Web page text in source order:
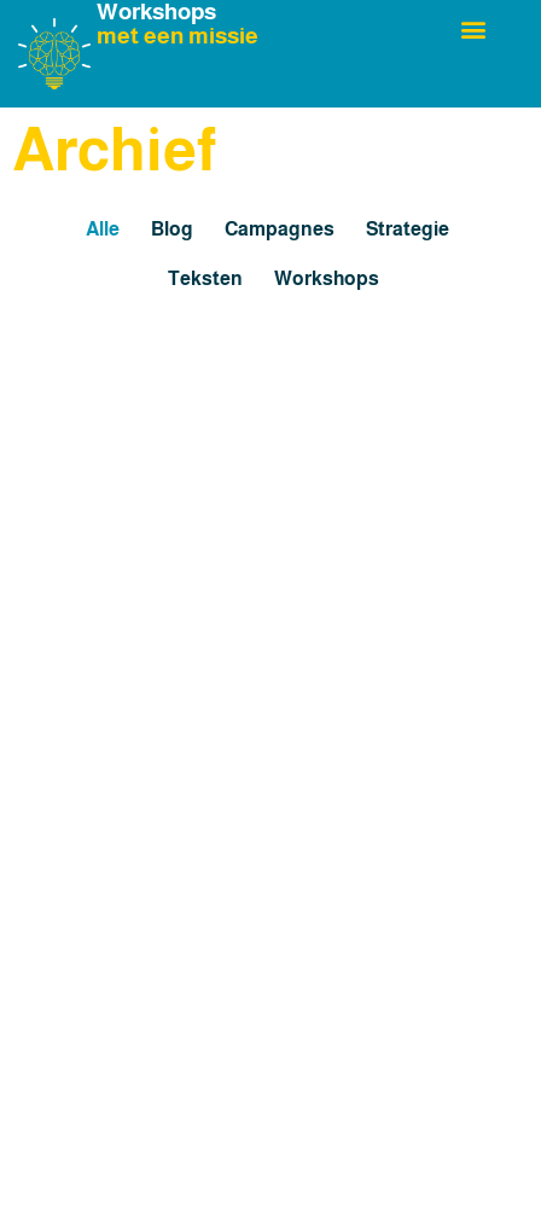
Workshops
met een missie
Archief
Alle Blog Campagnes Strategie
Teksten Workshops